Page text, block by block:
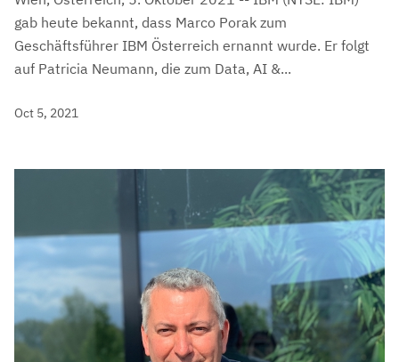
gab heute bekannt, dass Marco Porak zum
Geschäftsführer IBM Österreich ernannt wurde. Er folgt
auf Patricia Neumann, die zum Data, AI &...
Oct 5, 2021